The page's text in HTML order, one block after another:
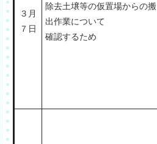
３月
７日
除去土壌等の仮置場からの搬
出作業について
確認するため